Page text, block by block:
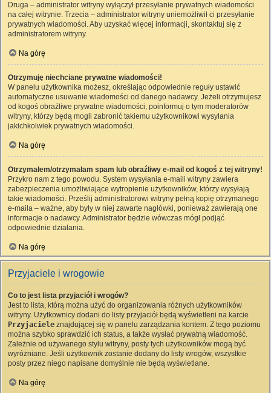
Druga – administrator witryny wyłączył przesyłanie prywatnych wiadomości
na całej witrynie. Trzecia – administrator witryny uniemożliwił ci przesyłanie
prywatnych wiadomości. Aby uzyskać więcej informacji, skontaktuj się z
administratorem witryny.
Na górę
Otrzymuję niechciane prywatne wiadomości!
W panelu użytkownika możesz, określając odpowiednie reguły ustawić
automatyczne usuwanie wiadomości od danego nadawcy. Jeżeli otrzymujesz
od kogoś obraźliwe prywatne wiadomości, poinformuj o tym moderatorów
witryny, którzy będą mogli zabronić takiemu użytkownikowi wysyłania
jakichkolwiek prywatnych wiadomości.
Na górę
Otrzymałem/otrzymałam spam lub obraźliwy e-mail od kogoś z tej witryny!
Przykro nam z tego powodu. System wysyłania e-maili witryny zawiera
zabezpieczenia umożliwiające wytropienie użytkowników, którzy wysyłają
takie wiadomości. Prześlij administratorowi witryny pełną kopię otrzymanego
e-maila – ważne, aby były w niej zawarte nagłówki, ponieważ zawierają one
informacje o nadawcy. Administrator będzie wówczas mógł podjąć
odpowiednie działania.
Na górę
Przyjaciele i wrogowie
Co to jest lista przyjaciół i wrogów?
Jest to lista, którą można użyć do organizowania różnych użytkowników
witryny. Użytkownicy dodani do listy przyjaciół będą wyświetleni na karcie
Przyjaciele znajdującej się w panelu zarządzania kontem. Z tego poziomu
można szybko sprawdzić ich status, a także wysłać prywatną wiadomość.
Zależnie od używanego stylu witryny, posty tych użytkowników mogą być
wyróżniane. Jeśli użytkownik zostanie dodany do listy wrogów, wszystkie
posty przez niego napisane domyślnie nie będą wyświetlane.
Na górę